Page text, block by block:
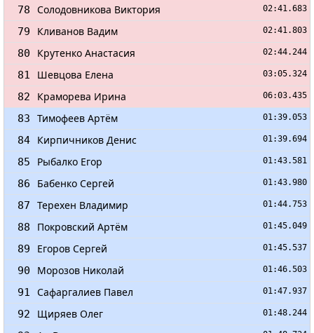
78 Солодовникова Виктория 02:41.683
79 Кливанов Вадим 02:41.803
80 Крутенко Анастасия 02:44.244
81 Шевцова Елена 03:05.324
82 Краморева Ирина 06:03.435
83 Тимофеев Артём 01:39.053
84 Кирпичников Денис 01:39.694
85 Рыбалко Егор 01:43.581
86 Бабенко Сергей 01:43.980
87 Терехен Владимир 01:44.753
88 Покровский Артём 01:45.049
89 Егоров Сергей 01:45.537
90 Морозов Николай 01:46.503
91 Сафаргалиев Павел 01:47.937
92 Щиряев Олег 01:48.244